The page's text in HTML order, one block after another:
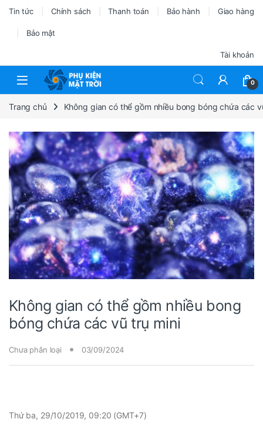
Tin tức Chính sách Thanh toán Bảo hành Giao hàng
Bảo mật
Tài khoản
0
Trang chủ Không gian có thể gồm nhiều bong bóng chứa các
Không gian có thể gồm nhiều bong
bóng chứa các vũ trụ mini
Chưa phân loại 03/09/2024
Thứ ba, 29/10/2019, 09:20 (GMT+7)